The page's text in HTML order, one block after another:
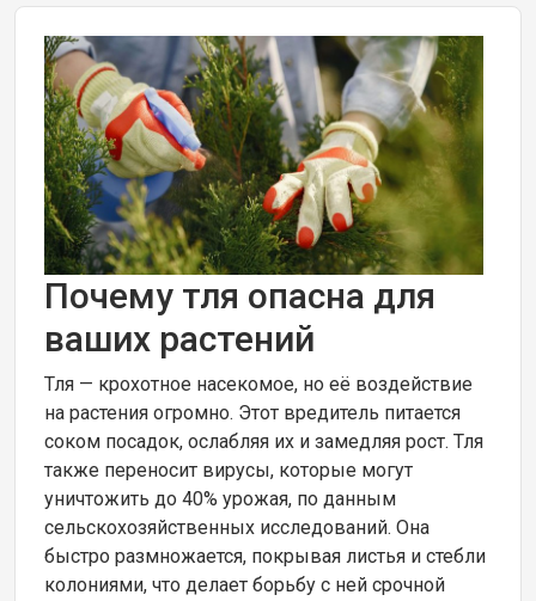
Почему тля опасна для
ваших растений
Тля — крохотное насекомое, но её воздействие
на растения огромно. Этот вредитель питается
соком посадок, ослабляя их и замедляя рост. Тля
также переносит вирусы, которые могут
уничтожить до 40% урожая, по данным
сельскохозяйственных исследований. Она
быстро размножается, покрывая листья и стебли
колониями, что делает борьбу с ней срочной